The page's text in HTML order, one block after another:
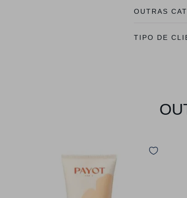
OUTRAS
TIPO DE